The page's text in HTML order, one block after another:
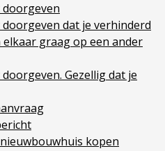
dat je verhinderd
elkaar graag op een ander
Gezellig dat je
kopen